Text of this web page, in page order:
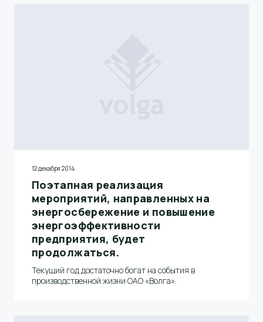
12 декабря 2014
Поэтапная реализация
мероприятий, направленных на
энергосбережение и повышение
энергоэффективности
предприятия, будет
продолжаться.
Текущий год достаточно богат на события в
производственной жизни ОАО «Волга».